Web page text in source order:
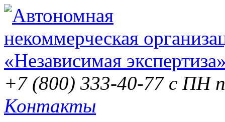
+7 (800) 333-40-77 с ПН
Контакты